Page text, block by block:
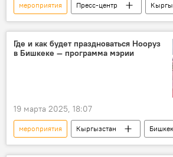
мероприятия Пресс-центр
Россия
сотрудничество
Сергей Вакунов
Где и как будет праздноваться Нооруз
в Бишкеке — программа мэрии
19 марта 2025, 18:07
мероприятия Кыргызстан
Бишкек
Нооруз
праздник